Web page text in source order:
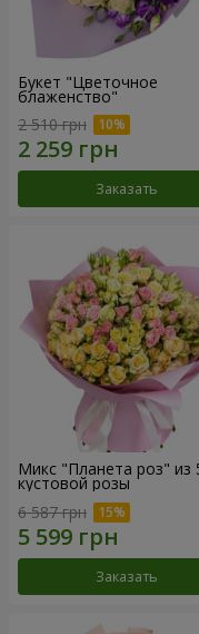
Букет "Цветочное
блаженство"
2 510 грн
Заказать
Микс "Планета роз" из
кустовой розы
6 587 грн
Заказать